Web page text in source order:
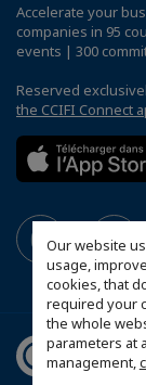
Our website
usage,
cookies, that
required your
the whole
parameters at
management,
Accelerate your
companies in 95
events | 300
Reserved
the CCIFI Connect